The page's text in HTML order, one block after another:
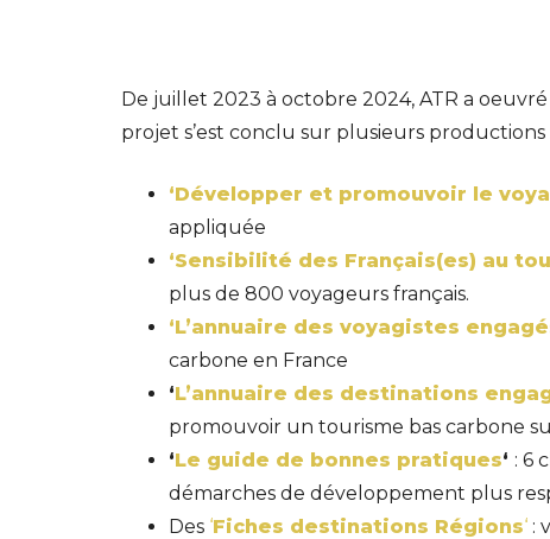
De juillet 2023 à octobre 2024, ATR a
projet s’est conclu sur plusieurs productions
‘Développer et promouvoir le
appliquée
‘Sensibilité des Français(es) au
plus de 800 voyageurs français.
‘L’annuaire des voyagistes
carbone en France
‘L’annuaire des destinations
promouvoir un tourisme bas carbone
‘Le guide de bonnes pratiques‘ : 6
démarches de développement plus
Des ‘Fiches destinations Régions‘ :